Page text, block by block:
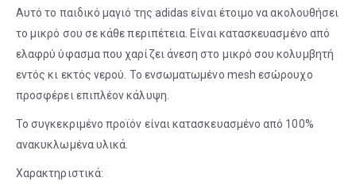
Αυτό το παιδικό μαγιό της adidas είναι έτοιμο να ακολουθήσει
το μικρό σου σε κάθε περιπέτεια. Είναι κατασκευασμένο από
ελαφρύ ύφασμα που χαρίζει άνεση στο μικρό σου κολυμβητή
εντός κι εκτός νερού. Το ενσωματωμένο mesh εσώρουχο
προσφέρει επιπλέον κάλυψη.
Το συγκεκριμένο προϊόν είναι κατασκευασμένο από 100%
ανακυκλωμένα υλικά.
Χαρακτηριστικά: